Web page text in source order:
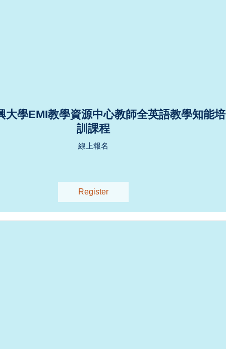
大學EMI教學資源中心教師全英語教學知能培
訓課程
線上報名
Register
Register